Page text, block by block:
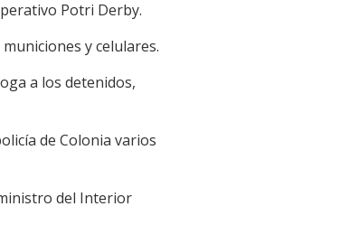
Potri Derby.
y celulares.
a los detenidos,
de Colonia varios
del Interior